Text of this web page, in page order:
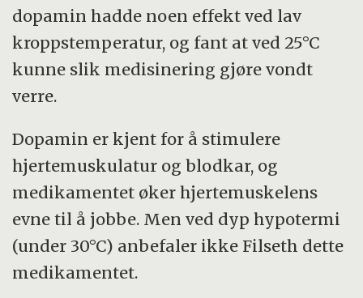
dopamin hadde noen effekt ved lav
kroppstemperatur, og fant at ved 25°C
kunne slik medisinering gjøre vondt
verre.
Dopamin er kjent for å stimulere
hjertemuskulatur og blodkar, og
medikamentet øker hjertemuskelens
evne til å jobbe. Men ved dyp hypotermi
(under 30°C) anbefaler ikke Filseth dette
medikamentet.